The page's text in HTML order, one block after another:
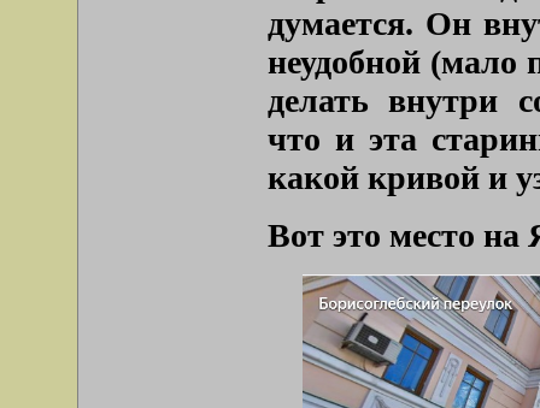
думается. Он
неудобной (мало
делать внутри
что и эта
какой кривой и
Вот это место на